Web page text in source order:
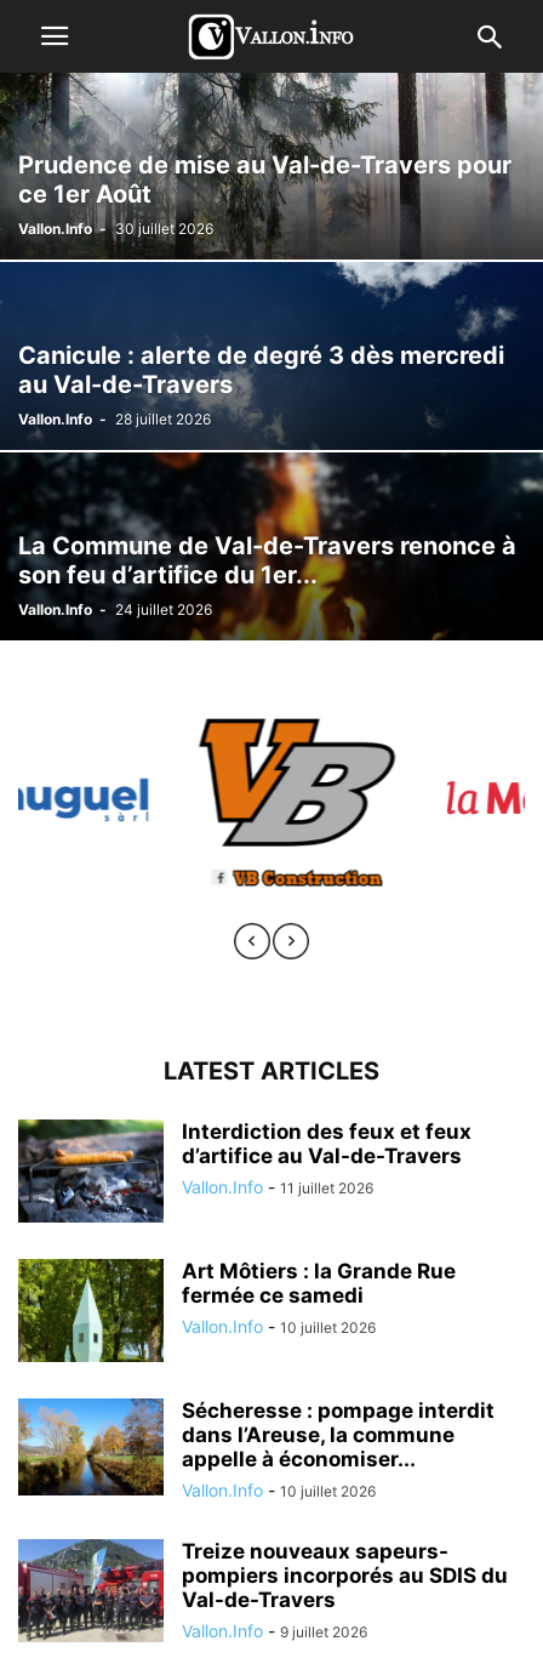
Prudence de mise au Val-de-Travers pour
ce 1er Août
Vallon.Info - 30 juillet 2026
Canicule : alerte de degré 3 dès mercredi
au Val-de-Travers
Vallon.Info - 28 juillet 2026
La Commune de Val-de-Travers renonce à
son feu d’artifice du 1er...
Vallon.Info - 24 juillet 2026
LATEST ARTICLES
Interdiction des feux et feux
d’artifice au Val-de-Travers
Vallon.Info - 11 juillet 2026
Art Môtiers : la Grande Rue
fermée ce samedi
Vallon.Info - 10 juillet 2026
Sécheresse : pompage interdit
dans l’Areuse, la commune
appelle à économiser...
Vallon.Info - 10 juillet 2026
Treize nouveaux sapeurs-
pompiers incorporés au SDIS du
Val-de-Travers
Vallon.Info - 9 juillet 2026